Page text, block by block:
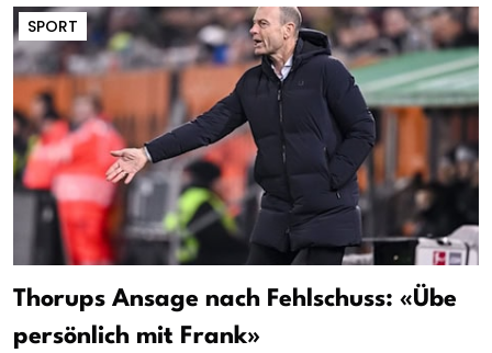
SPORT
Thorups Ansage nach Fehlschuss: «Übe
persönlich mit Frank»